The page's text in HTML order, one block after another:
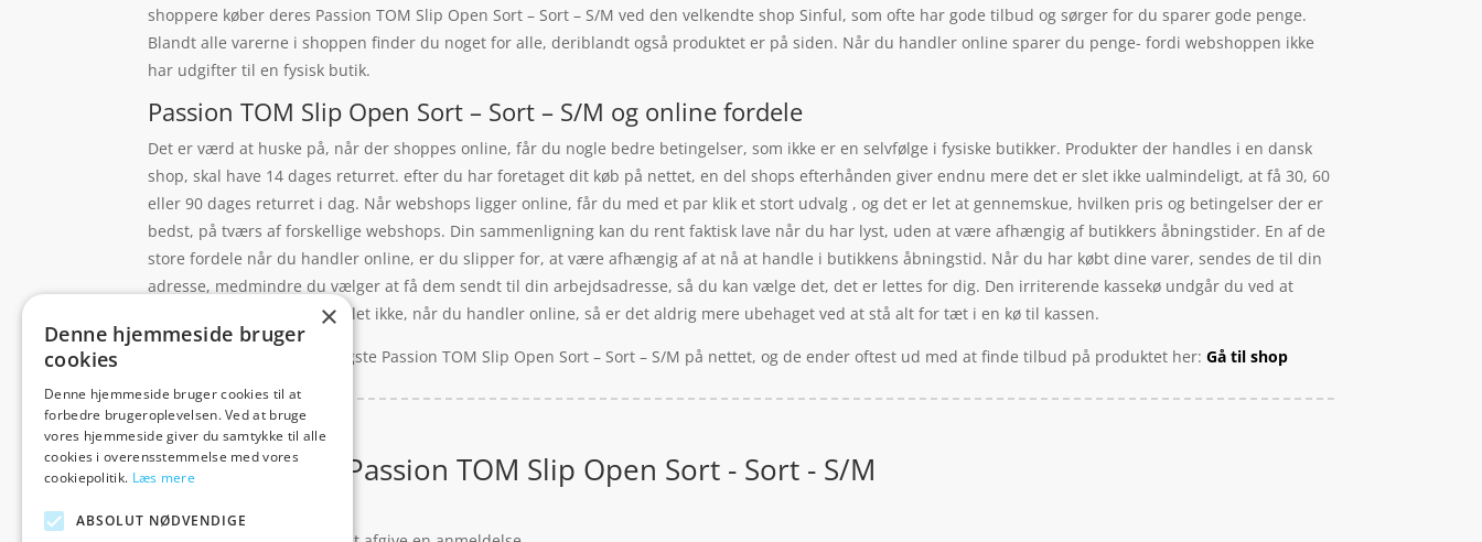
shoppere køber deres Passion TOM Slip Open Sort – Sort – S/M ved den velkendte shop Sinful, som ofte har gode tilbud og sørger for du sparer gode penge.
Blandt alle varerne i shoppen finder du noget for alle, deriblandt også produktet er på siden. Når du handler online sparer du penge- fordi webshoppen ikke
har udgifter til en fysisk butik.
Passion TOM Slip Open Sort – Sort – S/M og online fordele
Det er værd at huske på, når der shoppes online, får du nogle bedre betingelser, som ikke er en selvfølge i fysiske butikker. Produkter der handles i en dansk
shop, skal have 14 dages returret. efter du har foretaget dit køb på nettet, en del shops efterhånden giver endnu mere det er slet ikke ualmindeligt, at få 30, 60
eller 90 dages returret i dag. Når webshops ligger online, får du med et par klik et stort udvalg , og det er let at gennemskue, hvilken pris og betingelser der er
bedst, på tværs af forskellige webshops. Din sammenligning kan du rent faktisk lave når du har lyst, uden at være afhængig af butikkers åbningstider. En af de
store fordele når du handler online, er du slipper for, at være afhængig af at nå at handle i butikkens åbningstid. Når du har købt dine varer, sendes de til din
adresse, medmindre du vælger at få dem sendt til din arbejdsadresse, så du kan vælge det, det er lettes for dig. Den irriterende kassekø undgår du ved at
handle online køen er der slet ikke, når du handler online, så er det aldrig mere ubehaget ved at stå alt for tæt i en kø til kassen.
Mange leder efter den billigste Passion TOM Slip Open Sort – Sort – S/M på nettet, og de ender oftest ud med at finde tilbud på produktet her:Gå til shop
82 reviews for Passion TOM Slip Open Sort - Sort - S/M
×
Denne hjemmeside bruger
cookies
Denne hjemmeside bruger cookies til at
forbedre brugeroplevelsen. Ved at bruge
vores hjemmeside giver du samtykke til alle
cookies i overensstemmelse med vores
cookiepolitik. Læs mere
ABSOLUT NØDVENDIGE